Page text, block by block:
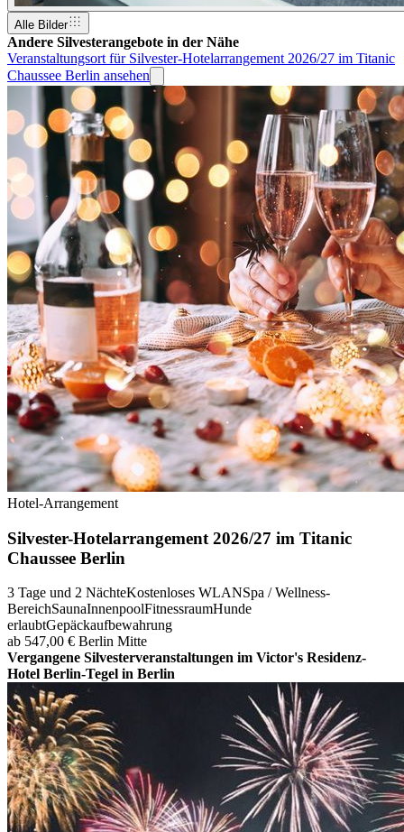
Alle Bilder
Andere Silvesterangebote in der Nähe
Veranstaltungsort für Silvester-Hotelarrangement 2026/27 im Titanic
Chaussee Berlin ansehen
Hotel-Arrangement
Silvester-Hotelarrangement 2026/27 im Titanic
Chaussee Berlin
3 Tage und 2 NächteKostenloses WLANSpa / Wellness-
BereichSaunaInnenpoolFitnessraumHunde
erlaubtGepäckaufbewahrung
ab 547,00 € Berlin Mitte
Vergangene Silvesterveranstaltungen im Victor's Residenz-
Hotel Berlin-Tegel in Berlin